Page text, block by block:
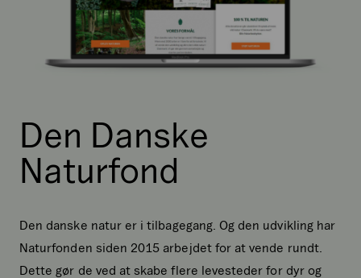
Den Danske
Naturfond
Den danske natur er i tilbagegang. Og den udvikling har
Naturfonden siden 2015 arbejdet for at vende rundt.
Dette gør de ved at skabe flere levesteder for dyr og